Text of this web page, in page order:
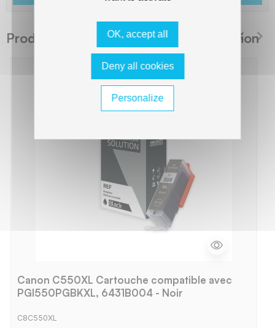
Produits suggérés The Premium Solution
Canon C550XL Cartouche compatible avec
PGI550PGBKXL, 6431B004 - Noir
C8C550XL
OK, accept all
Deny all cookies
Personalize